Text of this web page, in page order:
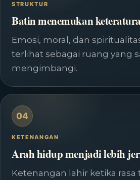
STRUKTUR
Batin menemukan
Emosi, moral, dan
terlihat sebagai ruang yang
mengimbangi.
04
KETENANGAN
Arah hidup menjadi lebih
Ketenangan lahir ketika rasa